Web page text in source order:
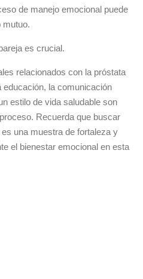
de manejo emocional puede
mutuo.
es crucial.
relacionados con la próstata
educación, la comunicación
estilo de vida saludable son
Recuerda que buscar
una muestra de fortaleza y
el bienestar emocional en esta